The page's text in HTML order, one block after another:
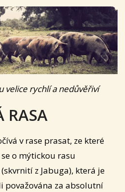
velice rychlí a nedůvěřiví
RASA
v rase prasat, ze které
o mýtickou rasu
z Jabuga), která je
považována za absolutní